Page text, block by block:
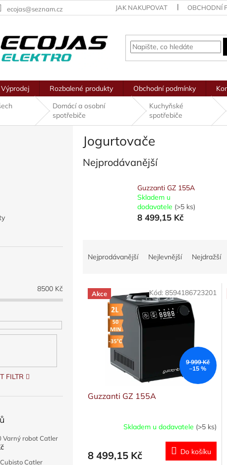
ecojas@seznam.cz JAK NAKUPOVAT OBCHODNÍ
Výprodej Rozbalené produkty Obchodní podmínky
Domácí a osobní
spotřebiče
Kuchyňské
spotřebiče
8500 Kč
FILTR
Varný robot Catler
Catler
Jogurtovače
Nejprodávanější
Guzzanti GZ 155A
Skladem u
dodavatele (>5 ks)
8 499,15 Kč
n
Nejprodávanější Nejlevnější Nejdražší
V Akce
9 999 Kč
–15 %
Guzzanti GZ 155A
Skladem u dodavatele (>5 ks)
8 499,15 Kč Do košíku
Kód: 8594186723201